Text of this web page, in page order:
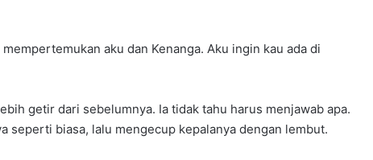
aku dan Kenanga. Aku ingin kau ada di
getir dari sebelumnya. Ia tidak tahu harus menjawab apa.
seperti biasa, lalu mengecup kepalanya dengan lembut.